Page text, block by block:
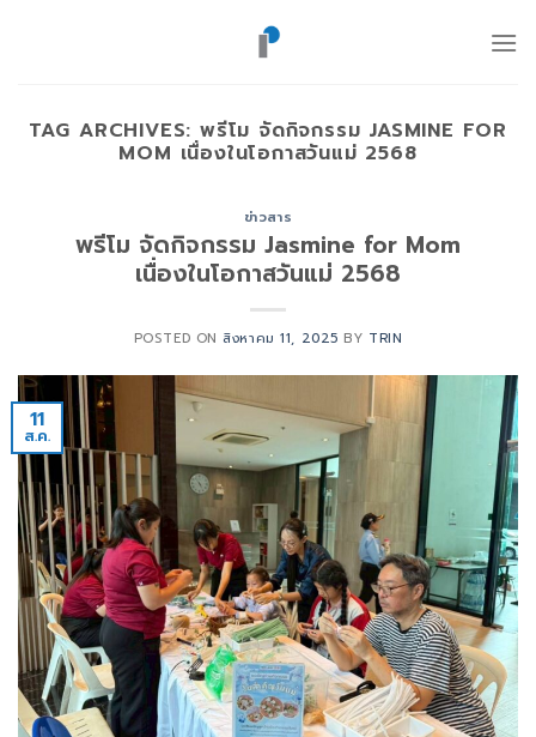
TAG ARCHIVES:พรีโม จัดกิจกรรม JASMINE FOR
MOM เนื่องในโอกาสวันแม่ 2568
ข่าวสาร
พรีโม จัดกิจกรรม Jasmine for Mom
เนื่องในโอกาสวันแม่ 2568
POSTED ON สิงหาคม 11, 2025 BY TRIN
11
ส.ค.